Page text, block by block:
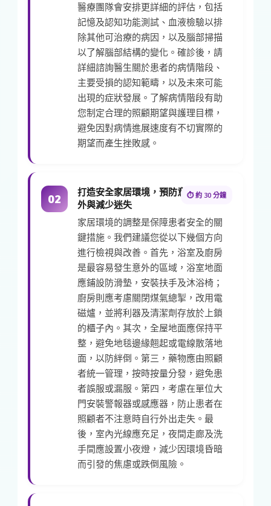
醫療團隊會安排更詳細的評估，包括
記憶及認知功能測試、血液檢驗以排
除其他可治療的病因，以及腦部掃描
以了解腦部結構的變化。確診後，請
詳細諮詢醫生關於患者的病情階段、
主要受損的認知範疇，以及未來可能
出現的症狀發展。了解病情階段有助
您制定合理的照顧期望與護理目標，
避免因對病情進展速度有不切實際的
期望而產生挫敗感。
02 ⏱ 約 30 分鐘
打造安全家居環境，預防意
外與減少迷失
家居環境的調整是保障患者安全的關
鍵措施。我們建議您從以下幾個方向
進行檢視與改善。首先，浴室及廚房
是最容易發生意外的區域，浴室地面
應鋪設防滑墊，安裝扶手及沐浴椅；
廚房則應考慮關閉煤氣總掣，改用電
磁爐，並將利器及清潔劑存放於上鎖
的櫃子內。其次，全屋地面應保持平
整，避免地毯邊緣翹起或電線散落地
面，以防絆倒。第三，藥物應由照顧
者統一管理，按時按量分發，避免患
者誤服或漏服。第四，考慮在單位大
門安裝警報器或感應器，防止患者在
照顧者不注意時自行外出走失。最
後，室內光線應充足，夜間走廊及洗
手間應設置小夜燈，減少因環境昏暗
而引發的焦慮或跌倒風險。